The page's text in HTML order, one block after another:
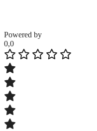
Powered by
0,0